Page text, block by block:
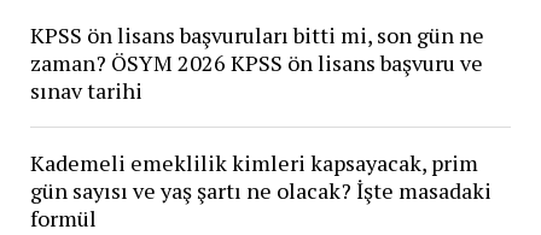
KPSS ön lisans başvuruları bitti mi, son gün ne
zaman? ÖSYM 2026 KPSS ön lisans başvuru ve
sınav tarihi
Kademeli emeklilik kimleri kapsayacak, prim
gün sayısı ve yaş şartı ne olacak? İşte masadaki
formül